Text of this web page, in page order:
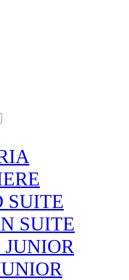
SUITE
SUITE